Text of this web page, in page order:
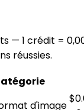
— 1 crédit =
réussies.
d'image